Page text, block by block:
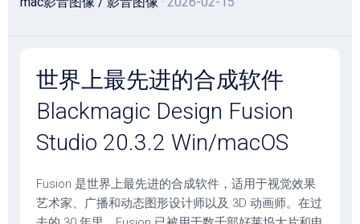
世界上最先进的合成软件
Blackmagic Design Fusion
Studio 20.3.2 Win/macOS
Fusion 是世界上最先进的合成软件，适用于视觉效果
艺术家、广播和动态图形设计师以及 3D 动画师。在过